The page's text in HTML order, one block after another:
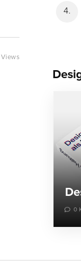
Views
0